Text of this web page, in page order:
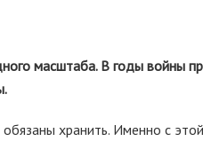
масштаба. В годы войны
хранить. Именно с